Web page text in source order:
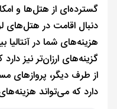
گسترده‌ای از هتل‌ها و
هزینه‌های شما در آنتالیا
گزینه‌های ارزان‌تر نیز
از طرف دیگر، پروازهای
دارد که می‌تواند